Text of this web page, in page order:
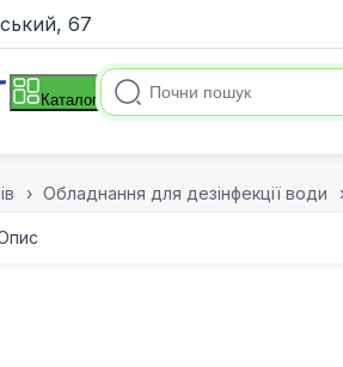
67
Каталог
Обладнання для дезінфекції води